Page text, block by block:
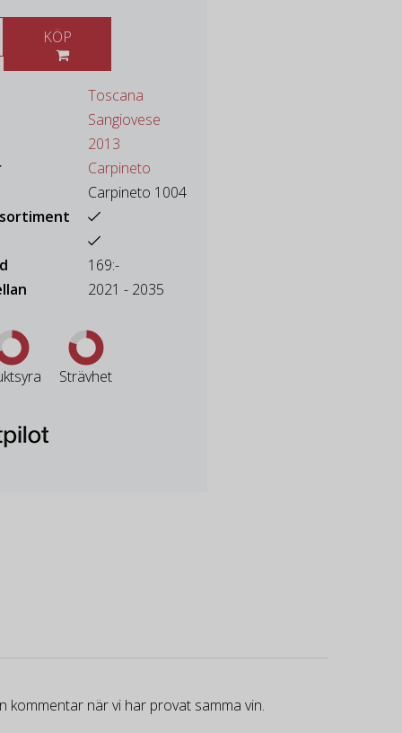
Toscana
Sangiovese
2013
Carpineto
Carpineto 1004
169:-
2021 - 2035
Strävhet
kommentar när vi har provat samma vin.